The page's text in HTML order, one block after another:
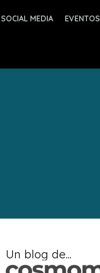
SOCIAL MEDIA EVENTOS
Un blog de...